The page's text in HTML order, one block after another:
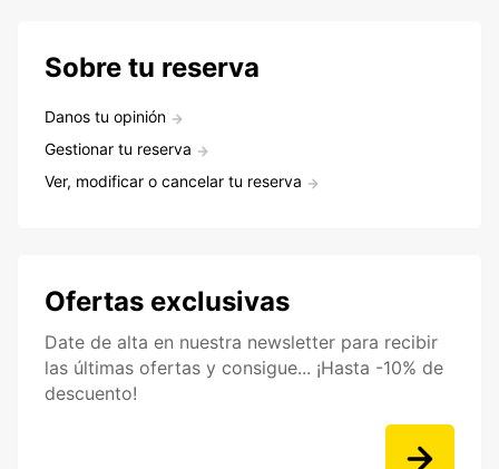
Sobre tu reserva
Danos tu opinión
Gestionar tu reserva
Ver, modificar o cancelar tu reserva
Ofertas exclusivas
Date de alta en nuestra newsletter para recibir
las últimas ofertas y consigue... ¡Hasta -10% de
descuento!